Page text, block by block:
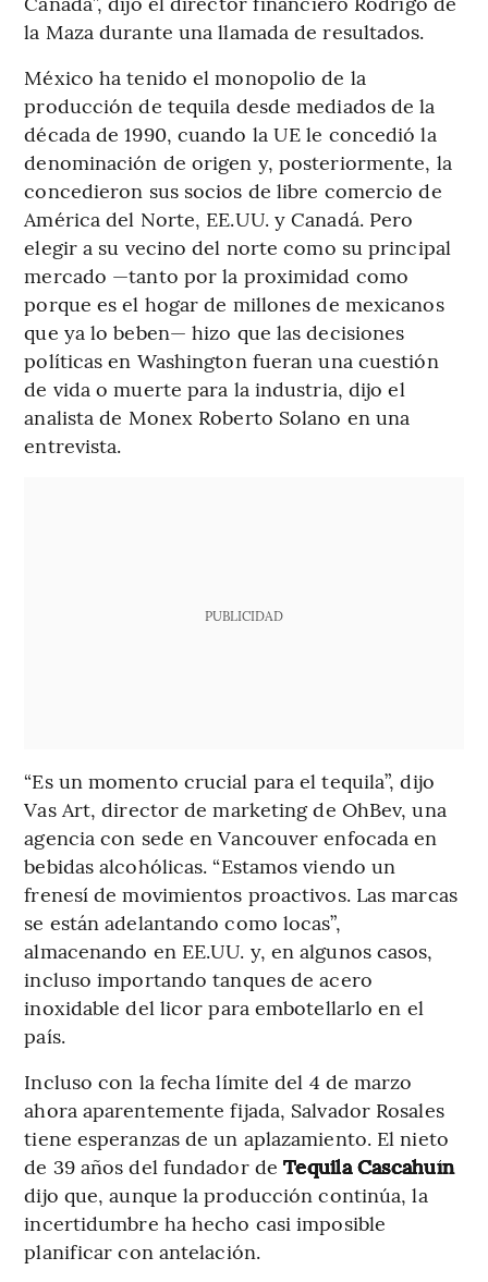
la Maza durante una llamada de resultados.
México ha tenido el monopolio de la
producción de tequila desde mediados de la
década de 1990, cuando la UE le concedió la
denominación de origen y, posteriormente, la
concedieron sus socios de libre comercio de
América del Norte, EE.UU. y Canadá. Pero
elegir a su vecino del norte como su principal
mercado —tanto por la proximidad como
porque es el hogar de millones de mexicanos
que ya lo beben— hizo que las decisiones
políticas en Washington fueran una cuestión
de vida o muerte para la industria, dijo el
analista de Monex Roberto Solano en una
entrevista.
PUBLICIDAD
“Es un momento crucial para el tequila”, dijo
Vas Art, director de marketing de OhBev, una
agencia con sede en Vancouver enfocada en
bebidas alcohólicas. “Estamos viendo un
frenesí de movimientos proactivos. Las marcas
se están adelantando como locas”,
almacenando en EE.UU. y, en algunos casos,
incluso importando tanques de acero
inoxidable del licor para embotellarlo en el
país.
Incluso con la fecha límite del 4 de marzo
ahora aparentemente fijada, Salvador Rosales
tiene esperanzas de un aplazamiento. El nieto
de 39 años del fundador deTequila Cascahuín
dijo que, aunque la producción continúa, la
incertidumbre ha hecho casi imposible
planificar con antelación.